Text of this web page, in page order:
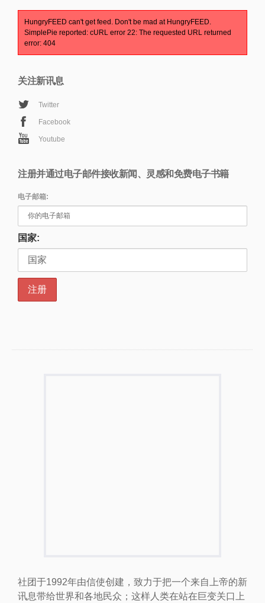
HungryFEED can't get feed. Don't be mad at HungryFEED.
SimplePie reported: cURL error 22: The requested URL returned
error: 404
关注新讯息
Twitter
Facebook
Youtube
注册并通过电子邮件接收新闻、灵感和免费电子书籍
电子邮箱:
国家:
社团于1992年由信使创建，致力于把一个来自上帝的新
讯息带给世界和各地民众；这样人类在站在巨变关口上